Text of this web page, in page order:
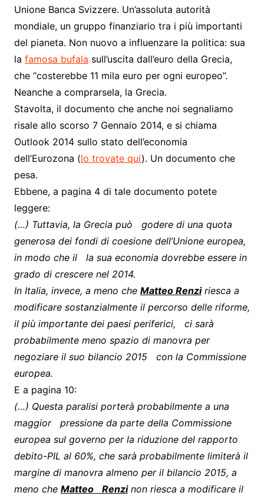
Unione Banca Svizzere. Un’assoluta autorità
mondiale, un gruppo finanziario tra i più importanti
del pianeta. Non nuovo a influenzare la politica: sua
la famosa bufala sull’uscita dall’euro della Grecia,
che “costerebbe 11 mila euro per ogni europeo”.
Neanche a comprarsela, la Grecia.
Stavolta, il documento che anche noi segnaliamo
risale allo scorso 7 Gennaio 2014, e si chiama
Outlook 2014 sullo stato dell’economia
dell’Eurozona (lo trovate qui). Un documento che
pesa.
Ebbene, a pagina 4 di tale documento potete
leggere:
(…) Tuttavia, la Grecia può godere di una quota
generosa dei fondi di coesione dell’Unione europea,
in modo che il la sua economia dovrebbe essere in
grado di crescere nel 2014.
In Italia, invece, a meno che Matteo Renziriesca a
modificare sostanzialmente il percorso delle riforme,
il più importante dei paesi periferici, ci sarà
probabilmente meno spazio di manovra per
negoziare il suo bilancio 2015 con la Commissione
europea.
E a pagina 10:
(…) Questa paralisi porterà probabilmente a una
maggior pressione da parte della Commissione
europea sul governo per la riduzione del rapporto
debito-PIL al 60%, che sarà probabilmente limiterà il
margine di manovra almeno per il bilancio 2015, a
meno che Matteo Renzinon riesca a modificare il